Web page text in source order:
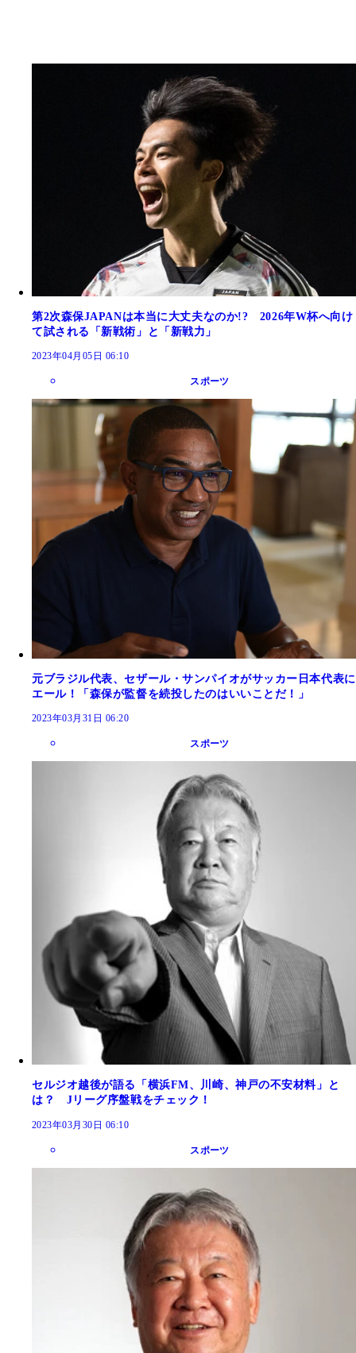
第2次森保JAPANは本当に大丈夫なのか!? 2026年W杯へ向け
て試される「新戦術」と「新戦力」
2023年04月05日 06:10
スポーツ
元ブラジル代表、セザール・サンパイオがサッカー日本代表に
エール！「森保が監督を続投したのはいいことだ！」
2023年03月31日 06:20
スポーツ
セルジオ越後が語る「横浜FM、川崎、神戸の不安材料」と
は？ Jリーグ序盤戦をチェック！
2023年03月30日 06:10
スポーツ